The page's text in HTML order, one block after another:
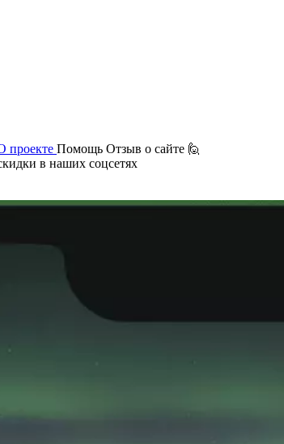
проекте Помощь Отзыв о сайте 🙋
в наших соцсетях